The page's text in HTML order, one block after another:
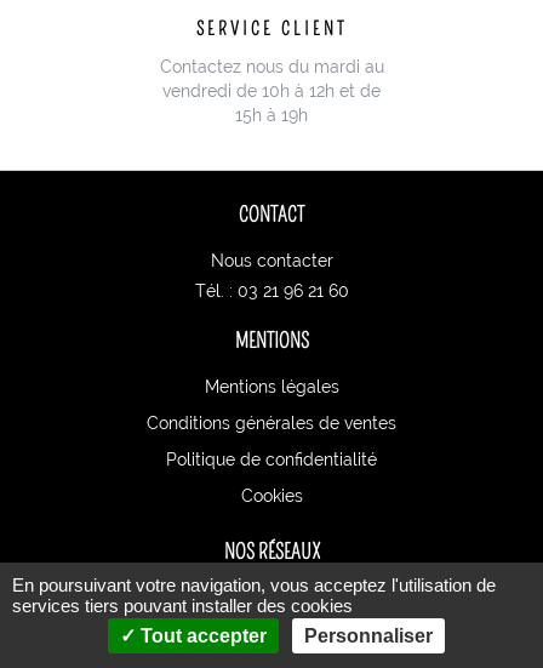
SERVICE CLIENT
Contactez nous du mardi au
vendredi de 10h à 12h et de
15h à 19h
CONTACT
Nous contacter
Tél. : 03 21 96 21 60
MENTIONS
Mentions légales
Conditions générales de ventes
Politique de confidentialité
Cookies
NOS RÉSEAUX
En poursuivant votre navigation, vous acceptez l'utilisation de
services tiers pouvant installer des cookies
Tout accepter
Personnaliser